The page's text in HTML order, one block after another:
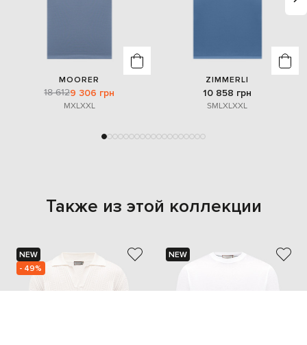
MOORER
18 6129 306 грн
MXLXXL
ZIMMERLI
10 858 грн
SMLXLXXL
Также из этой коллекции
NEW
- 49%
NEW